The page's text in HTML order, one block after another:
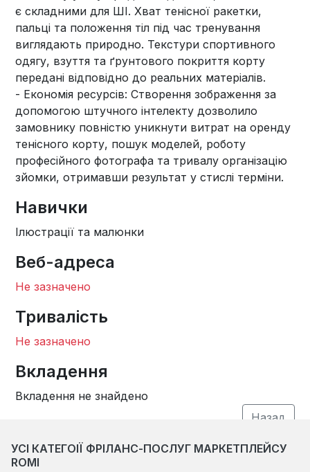
є складними для ШІ. Хват тенісної ракетки,
пальці та положення тіл під час тренування
виглядають природно. Текстури спортивного
одягу, взуття та ґрунтового покриття корту
передані відповідно до реальних матеріалів.
- Економія ресурсів: Створення зображення за
допомогою штучного інтелекту дозволило
замовнику повністю уникнути витрат на оренду
тенісного корту, пошук моделей, роботу
професійного фотографа та тривалу організацію
зйомки, отримавши результат у стислі терміни.
Навички
Ілюстрації та малюнки
Веб-адреса
Не зазначено
Тривалість
Не зазначено
Вкладення
Вкладення не знайдено
УСІ КАТЕГОІЇ ФРІЛАНС-ПОСЛУГ МАРКЕТПЛЕЙСУ
ROMI